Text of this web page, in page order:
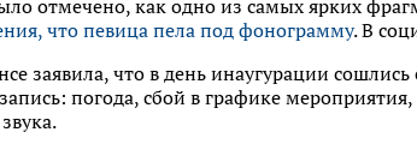
отмечено, как одно из самых ярких
что певица пела под фонограмму. В
заявила, что в день инаугурации
погода, сбой в графике